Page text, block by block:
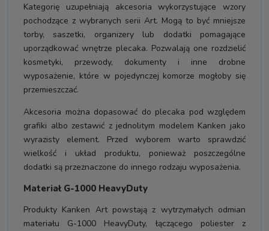
Kategorię uzupełniają akcesoria wykorzystujące wzory
pochodzące z wybranych serii Art. Mogą to być mniejsze
torby, saszetki, organizery lub dodatki pomagające
uporządkować wnętrze plecaka. Pozwalają one rozdzielić
kosmetyki, przewody, dokumenty i inne drobne
wyposażenie, które w pojedynczej komorze mogłoby się
przemieszczać.
Akcesoria można dopasować do plecaka pod względem
grafiki albo zestawić z jednolitym modelem Kanken jako
wyrazisty element. Przed wyborem warto sprawdzić
wielkość i układ produktu, ponieważ poszczególne
dodatki są przeznaczone do innego rodzaju wyposażenia.
Materiał G-1000 HeavyDuty
Produkty Kanken Art powstają z wytrzymałych odmian
materiału G-1000 HeavyDuty, łączącego poliester z